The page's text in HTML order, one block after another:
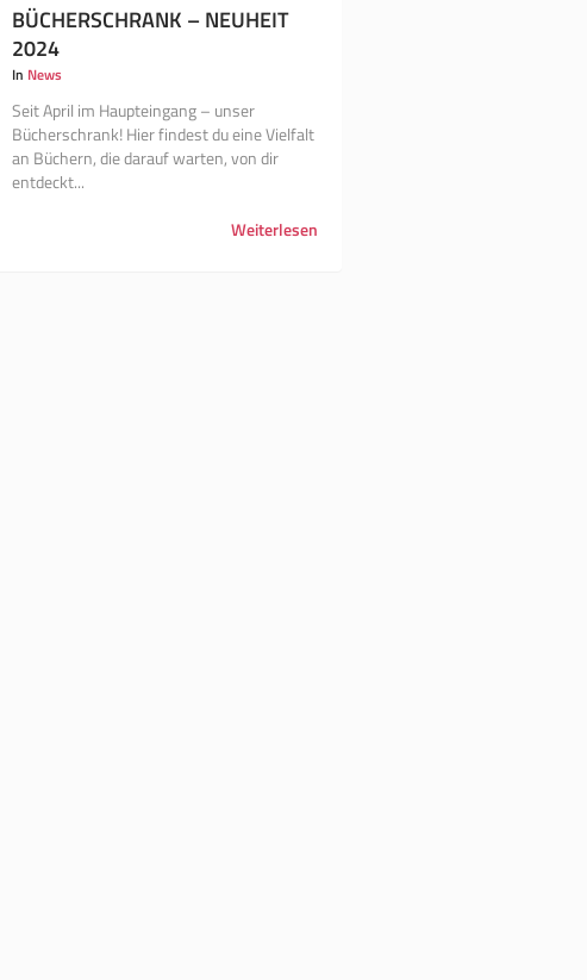
BÜCHERSCHRANK – NEUHEIT
2024
In News
Seit April im Haupteingang – unser
Bücherschrank! Hier findest du eine Vielfalt
an Büchern, die darauf warten, von dir
entdeckt...
Weiterlesen